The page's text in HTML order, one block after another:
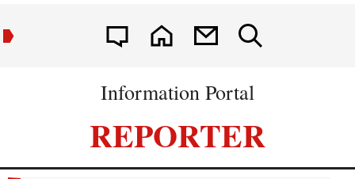
Information Portal
REPORTER